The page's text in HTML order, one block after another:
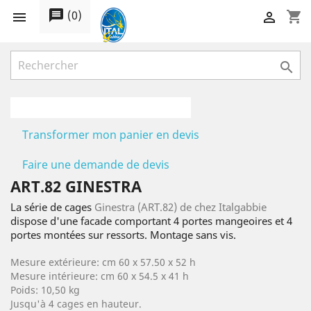
 message (0) shopping_cart


Transformer mon panier en devis
Faire une demande de devis
ART.82 GINESTRA
La série de cages Ginestra (ART.82) de chez Italgabbie
dispose d'une facade comportant 4 portes mangeoires et 4
portes montées sur ressorts. Montage sans vis.
Mesure extérieure: cm 60 x 57.50 x 52 h
Mesure intérieure: cm 60 x 54.5 x 41 h
Poids: 10,50 kg
Jusqu'à 4 cages en hauteur.